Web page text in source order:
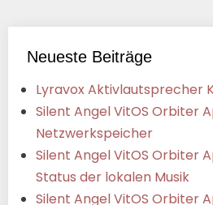
Neueste Beiträge
Lyravox Aktivlautsprecher
Silent Angel VitOS Orbiter
Netzwerkspeicher
Silent Angel VitOS Orbiter
Status der lokalen Musik
Silent Angel VitOS Orbiter